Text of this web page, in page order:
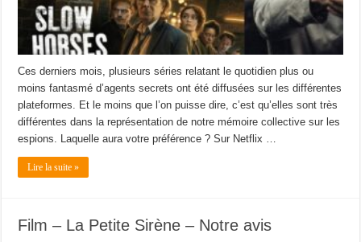
Ces derniers mois, plusieurs séries relatant le quotidien plus ou
moins fantasmé d’agents secrets ont été diffusées sur les différentes
plateformes. Et le moins que l’on puisse dire, c’est qu’elles sont très
différentes dans la représentation de notre mémoire collective sur les
espions. Laquelle aura votre préférence ? Sur Netflix …
Lire la suite »
Film – La Petite Sirène – Notre avis